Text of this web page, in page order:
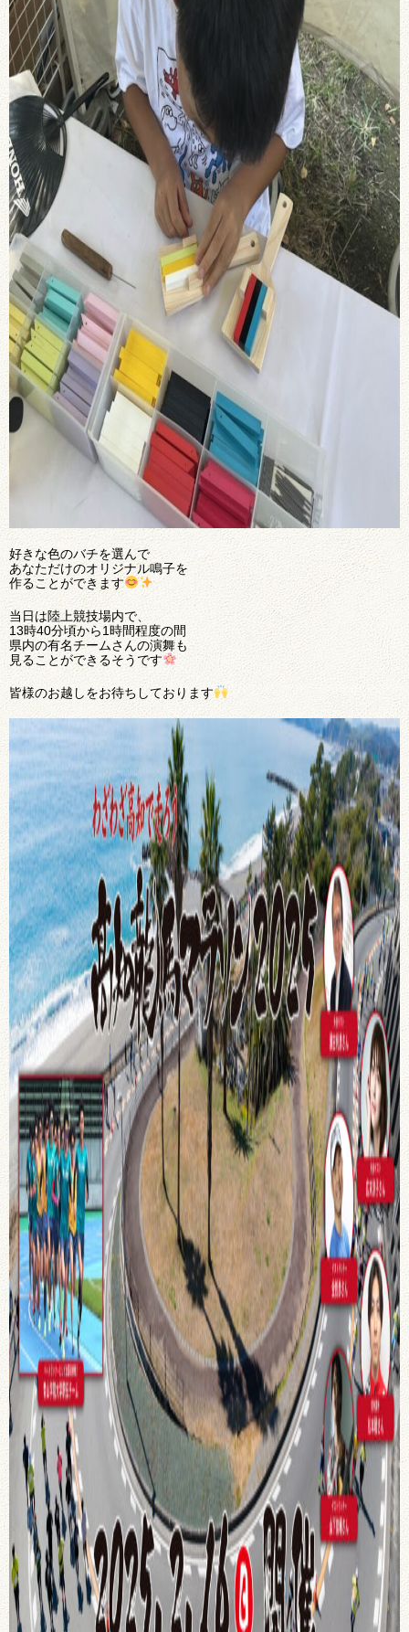
好きな色のバチを選んで
あなただけのオリジナル鳴子を
作ることができます
当日は陸上競技場内で、
13時40分頃から1時間程度の間
県内の有名チームさんの演舞も
見ることができるそうです
皆様のお越しをお待ちしております